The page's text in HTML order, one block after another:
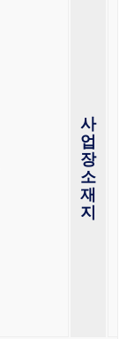
사
업
장
소
재
지